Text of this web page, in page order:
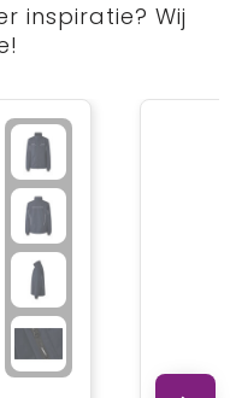
inspiratie? Wij